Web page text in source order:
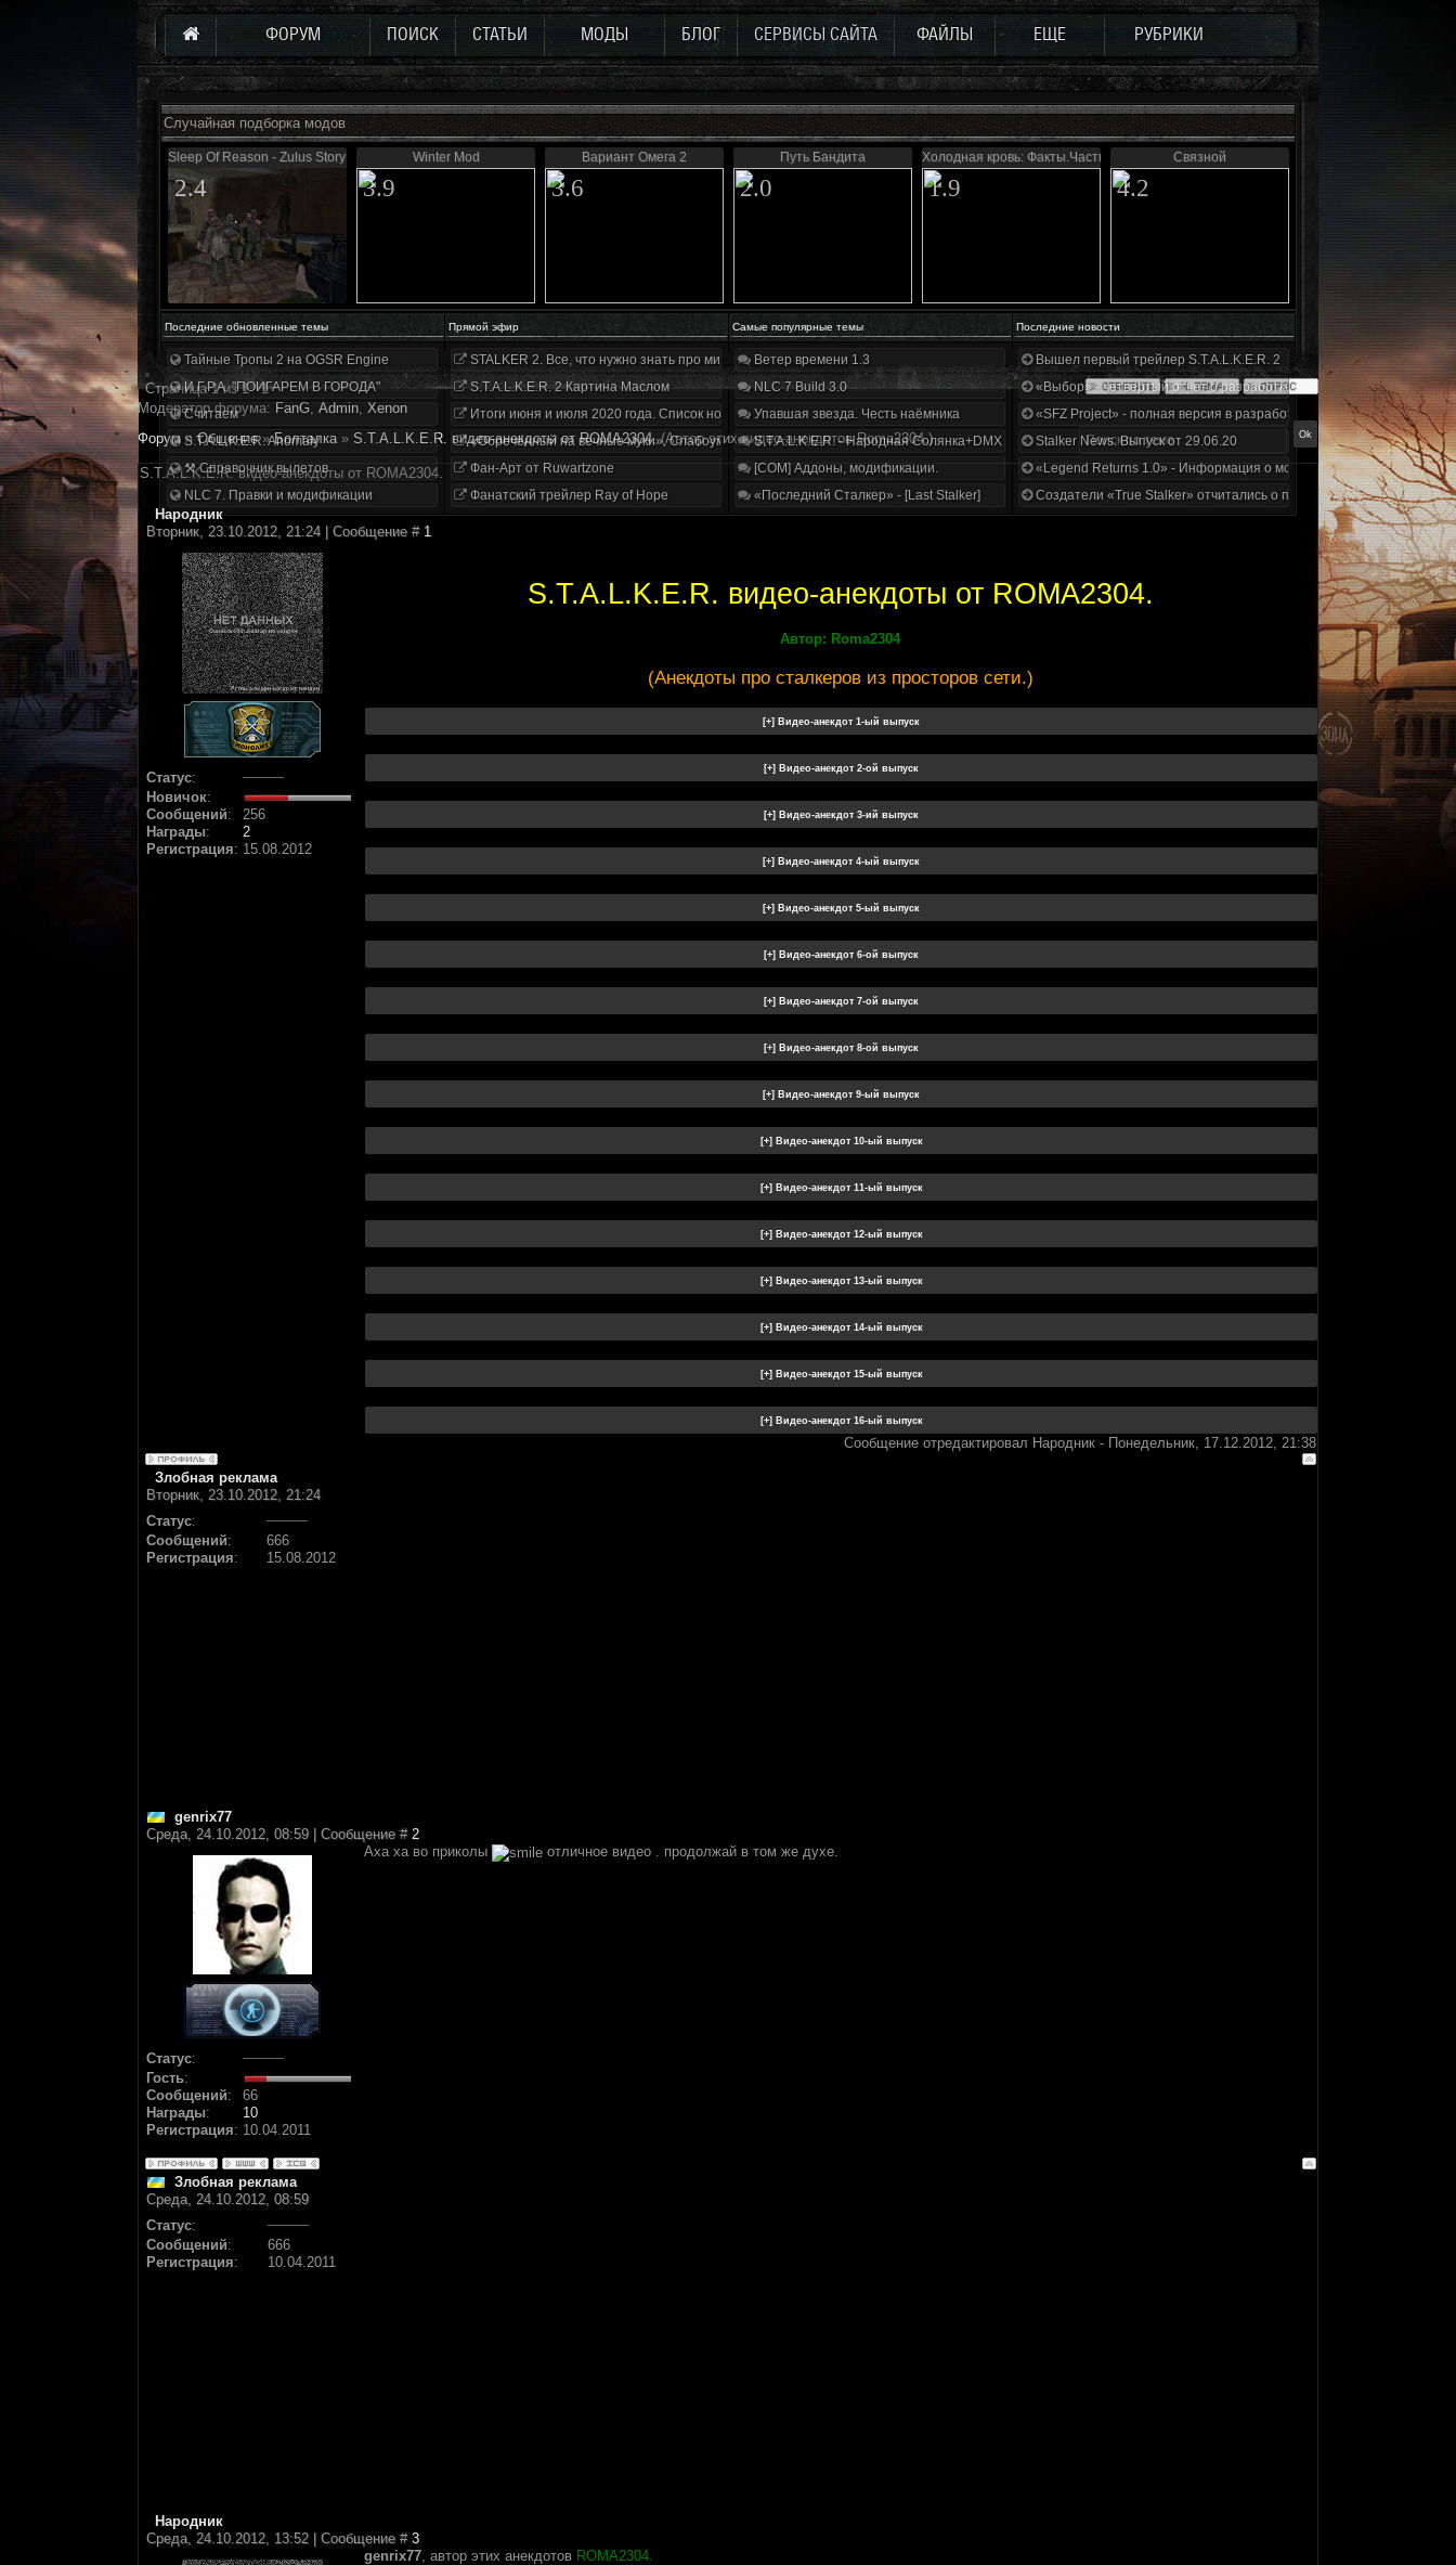
ФОРУМ ПОИСК СТАТЬИ МОДЫ БЛОГ СЕРВИСЫ САЙТА ФАЙЛЫ ЕЩЕ РУБРИКИ
Случайная подборка модов
Sleep Of Reason - Zulus Story 0.5
2.4
Winter Mod
3.9
Вариант Омега 2
3.6
Путь Бандита
2.0
Холодная кровь: Факты.Часть первая
1.9
Связной
4.2
Последние обновленные темы Прямой эфир Самые популярные темы Последние новости
Тайные Тропы 2 на OGSR Engine
И.Г.Р.А. "ПОИГАРЕМ В ГОРОДА"
Считаем
S.T.A.L.K.E.R. Anomaly
⚒ Справочник вылетов
NLC 7. Правки и модификации
STALKER 2. Все, что нужно знать про мир, геймплей и сюжет | Разбор трейлера
S.T.A.L.K.E.R. 2 Картина Маслом
Итоги июня и июля 2020 года. Список нововведений
«Обречённый на вечные муки». Слабоумие и отвага
Фан-Арт от Ruwartzone
Фанатский трейлер Ray of Hope
Ветер времени 1.3
NLC 7 Build 3.0
Упавшая звезда. Честь наёмника
S.T.A.L.K.E.R. - Народная Солянка+DMX 1.3.5.ООП.МА.К.
[COM] Аддоны, модификации.
«Последний Сталкер» - [Last Stalker]
Вышел первый трейлер S.T.A.L.K.E.R. 2
«Выбор» - четвертый отчет о разработке!
«SFZ Project» - полная версия в разработке!
Stalker News. Выпуск от 29.06.20
«Legend Returns 1.0» - Информация о моде за июнь 2020
Создатели «True Stalker» отчитались о проделанной работе
Страница1из1
1
Модератор форума: FanG, Аdmin, Xenon
Форум » Общение » Болталка » S.T.A.L.K.E.R. видео-анекдоты от ROMA2304. (Автор этих видео-анекдотов Roma2304.)
S.T.A.L.K.E.R. видео-анекдоты от ROMA2304.
Народник
Вторник, 23.10.2012, 21:24 | Сообщение # 1
Статус:
Новичок:
Сообщений:
256
Награды:
2
Регистрация: 15.08.2012
S.T.A.L.K.E.R. видео-анекдоты от ROMA2304.
Автор: Roma2304
(Анекдоты про сталкеров из просторов сети.)
Сообщение отредактировал Народник - Понедельник, 17.12.2012, 21:38
Злобная реклама
Вторник, 23.10.2012, 21:24
Статус:
Сообщений:
666
Регистрация: 15.08.2012
genrix77
Среда, 24.10.2012, 08:59 | Сообщение # 2
Статус:
Гость:
Сообщений:
66
Награды:
10
Регистрация: 10.04.2011
Аха ха во приколы отличное видео . продолжай в том же духе.
Злобная реклама
Среда, 24.10.2012, 08:59
Статус:
Сообщений:
666
Регистрация: 10.04.2011
Народник
Среда, 24.10.2012, 13:52 | Сообщение # 3
genrix77, автор этих анекдотов ROMA2304.